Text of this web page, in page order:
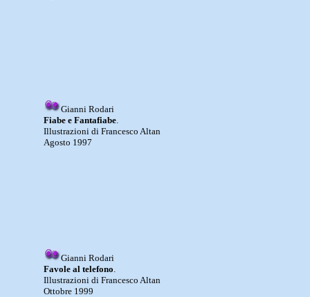
Gianni Rodari
Fiabe e Fantafiabe.
Illustrazioni di Francesco Altan
Agosto 1997
Gianni Rodari
Favole al telefono.
Illustrazioni di Francesco Altan
Ottobre 1999